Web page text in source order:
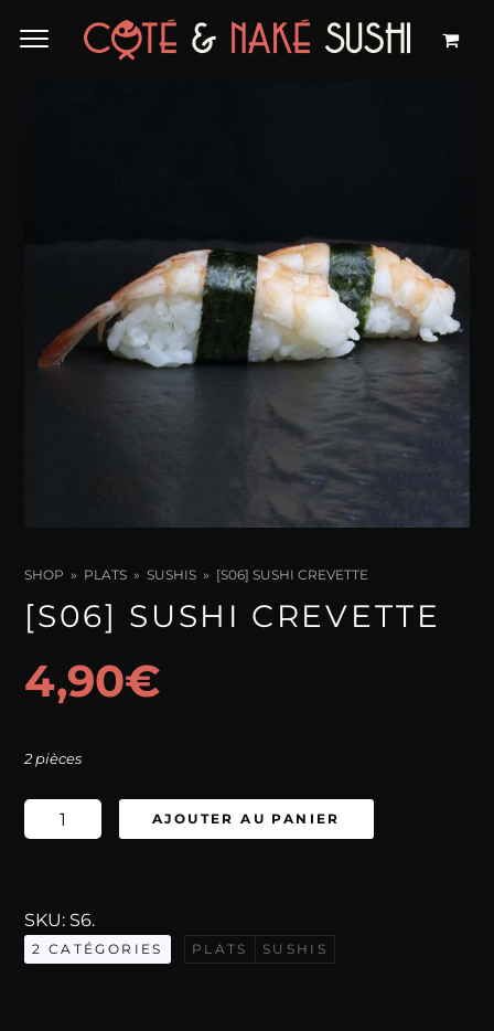
SHOP PLATS SUSHIS [S06] SUSHI CREVETTE
[S06] SUSHI CREVETTE
4,90€
2 pièces
quantité
de
Crevette
AJOUTER AU PANIER
SKU: S6.
2 CATÉGORIES PLATS SUSHIS